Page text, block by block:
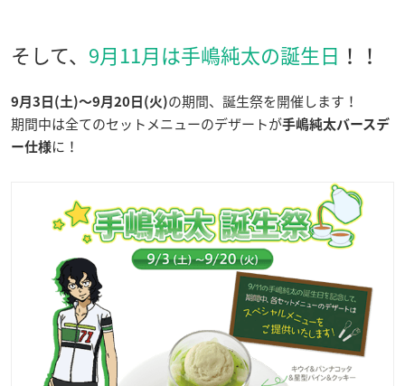
そして、 9月11月は手嶋純太の誕生日 ！！
9月3日(土)〜9月20日(火)の期間、誕生祭を開催します！
期間中は全てのセットメニューのデザートが手嶋純太バースデ
ー仕様に！